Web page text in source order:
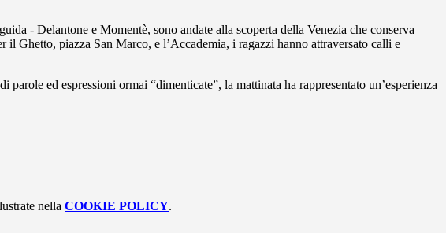
- Delantone e Momentè, sono andate alla scoperta della Venezia che conserva
Ghetto, piazza San Marco, e l’Accademia, i ragazzi hanno attraversato calli e
ed espressioni ormai “dimenticate”, la mattinata ha rappresentato un’esperienza
nella COOKIE POLICY.